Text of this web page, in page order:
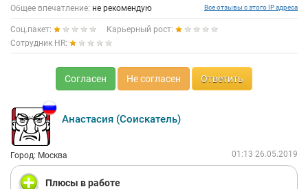
Общее впечатление: не рекомендую Все отзывы с этого IP адреса
Соц.пакет:
Карьерный рост:
Сотрудник HR:
Согласен Не согласен Ответить
Анастасия (Соискатель)
Город: Москва 01:13 26.05.2019
Плюсы в работе